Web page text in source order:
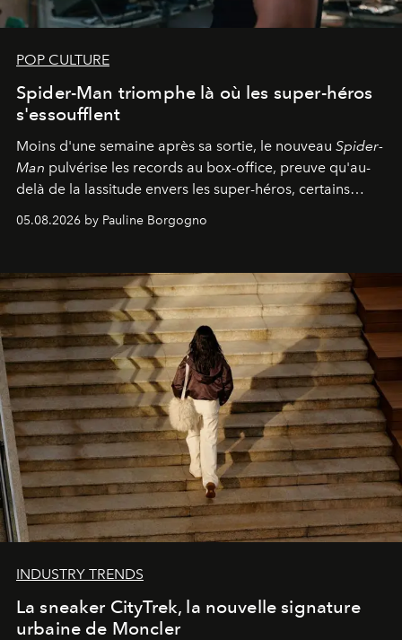
POP CULTURE
Spider-Man triomphe là où les super-héros
s'essoufflent
Moins d'une semaine après sa sortie, le nouveau Spider-
Man pulvérise les records au box-office, preuve qu'au-
delà de la lassitude envers les super-héros, certains
05.08.2026 by Pauline Borgogno
INDUSTRY TRENDS
La sneaker CityTrek, la nouvelle signature
urbaine de Moncler